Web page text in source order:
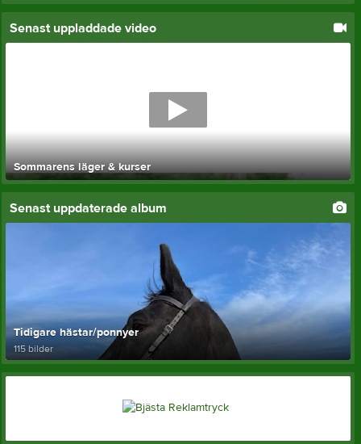
Senast uppladdade video
Sommarens läger & kurser
Senast uppdaterade album
Tidigare hästar/ponnyer
115 bilder